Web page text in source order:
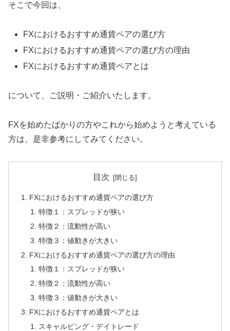
そこで今回は、
FXにおけるおすすめ通貨ペアの選び方
FXにおけるおすすめ通貨ペアの選び方の理由
FXにおけるおすすめ通貨ペアとは
について、ご説明・ご紹介いたします。
FXを始めたばかりの方やこれから始めようと考えている
方は、是非参考にしてみてください。
目次
FXにおけるおすすめ通貨ペアの選び方
特徴１：スプレッドが狭い
特徴２：流動性が高い
特徴３：値動きが大きい
FXにおけるおすすめ通貨ペアの選び方の理由
特徴１：スプレッドが狭い
特徴２：流動性が高い
特徴３：値動きが大きい
FXにおけるおすすめ通貨ペアとは
スキャルピング・デイトレード